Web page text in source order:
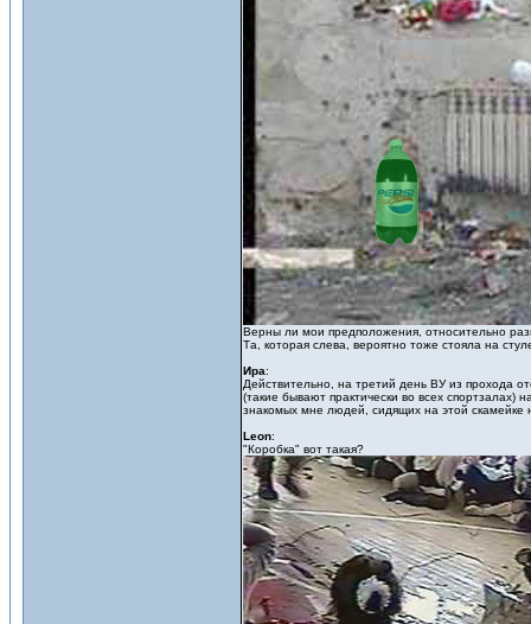
Верны ли мои предположения, относительно
Та, которая слева, вероятно тоже стояла на
Ира:
Действительно, на третий день ВУ из прохода
(такие бывают практически во всех
знакомых мне людей, сидящих на этой скамейке
Leon:
"Коробка" вот такая?